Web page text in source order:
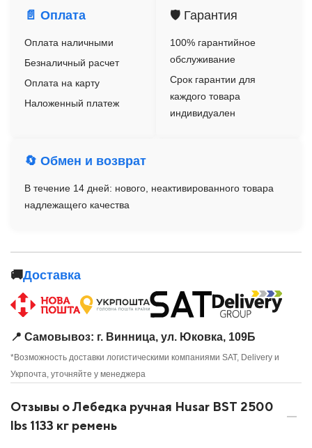
📄 Оплата
Оплата наличными
Безналичный расчет
Оплата на карту
Наложенный платеж
🛡️ Гарантия
100% гарантийное
обслуживание
Срок гарантии для
каждого товара
индивидуален
🔄 Обмен и возврат
В течение 14 дней: нового, неактивированного товара
надлежащего качества
🚚Доставка
📍 Самовывоз: г. Винница, ул. Юковка, 109Б
*Возможность доставки логистическими компаниями SAT, Delivery и
Укрпочта, уточняйте у менеджера
Отзывы о Лебедка ручная Husar BST 2500
lbs 1133 кг ремень